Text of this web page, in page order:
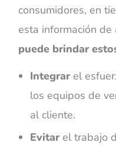
consumidores, en
esta información de
puede brindar
Integrar el
los equipos de
al cliente.
Evitarel trabajo